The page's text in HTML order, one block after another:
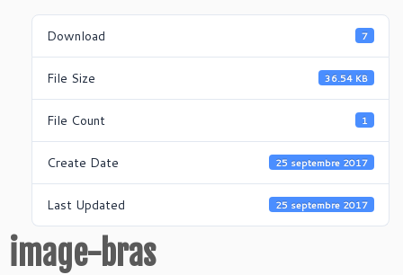
Download 7
File Size 36.54 KB
File Count 1
Create Date 25 septembre 2017
Last Updated 25 septembre 2017
image-bras